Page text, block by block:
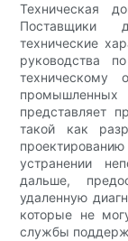
Техническая
Поставщики
технические
руководства
техническому
представляет
такой как
устранении
дальше,
удаленную
которые не
службы